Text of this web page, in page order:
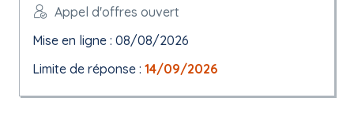
Appel d'offres ouvert
Mise en ligne : 08/08/2026
Limite de réponse : 14/09/2026